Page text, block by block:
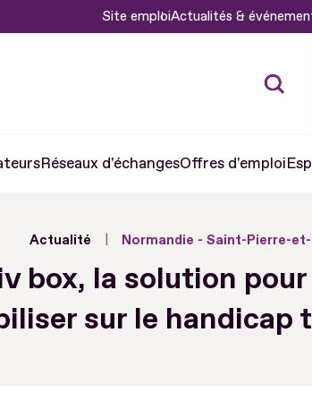
Site emploiActualités &
Réseaux d'échangesOffres d'emploi
Actualité Normandie - Saint-Pierre-
box, la solution
sur le handicap